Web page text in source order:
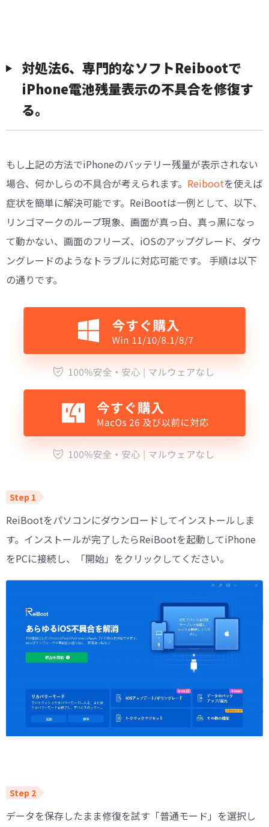
対処法6、専門的なソフトReibootで
iPhone電池残量表示の不具合を修復す
る。
もし上記の方法でiPhoneのバッテリー残量が表示されない
場合、何かしらの不具合が考えられます。 Reibootを使えば
症状を簡単に解決可能です。ReiBootは一例として、以下、
リンゴマークのループ現象、画面が真っ白、真っ黒になっ
て動かない、画面のフリーズ、iOSのアップグレード、ダウ
ングレードのようなトラブルに対応可能です。 手順は以下
の通りです。
ReiBootをパソコンにダウンロードしてインストールしま
す。インストールが完了したらReiBootを起動してiPhone
をPCに接続し、「開始」をクリックしてください。
データを保存したまま修復を試す「普通モード」を選択し